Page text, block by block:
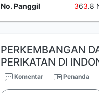
No. Panggil
363.8
PERKEMBANGAN
PERIKATAN DI
Komentar Penanda